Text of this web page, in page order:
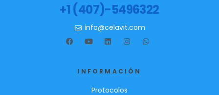
+1 (407)-5496322
info@celavit.com
INFORMACIÓN
Protocolos